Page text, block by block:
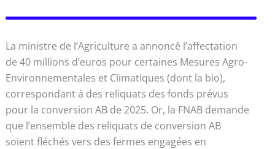
La ministre de l’Agriculture a annoncé l’affectation
de 40 millions d’euros pour certaines Mesures Agro-
Environnementales et Climatiques (dont la bio),
correspondant à des reliquats des fonds prévus
pour la conversion AB de 2025. Or, la FNAB demande
que l’ensemble des reliquats de conversion AB
soient fléchés vers des fermes engagées en